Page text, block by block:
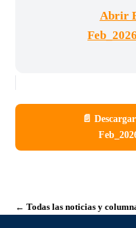
Abrir
📄
← Todas las noticias y